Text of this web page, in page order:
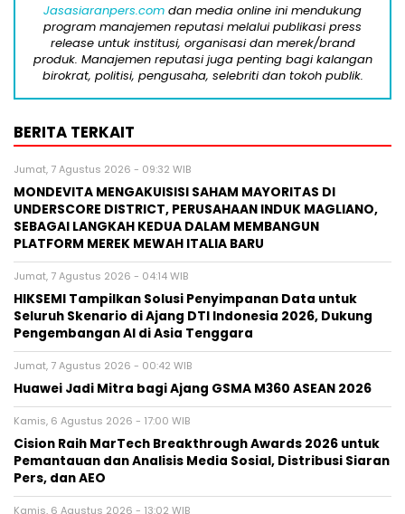
Jasasiaranpers.com dan media online ini mendukung
program manajemen reputasi melalui publikasi press
release untuk institusi, organisasi dan merek/brand
produk. Manajemen reputasi juga penting bagi kalangan
birokrat, politisi, pengusaha, selebriti dan tokoh publik.
BERITA TERKAIT
Jumat, 7 Agustus 2026 - 09:32 WIB
MONDEVITA MENGAKUISISI SAHAM MAYORITAS DI
UNDERSCORE DISTRICT, PERUSAHAAN INDUK MAGLIANO,
SEBAGAI LANGKAH KEDUA DALAM MEMBANGUN
PLATFORM MEREK MEWAH ITALIA BARU
Jumat, 7 Agustus 2026 - 04:14 WIB
HIKSEMI Tampilkan Solusi Penyimpanan Data untuk
Seluruh Skenario di Ajang DTI Indonesia 2026, Dukung
Pengembangan AI di Asia Tenggara
Jumat, 7 Agustus 2026 - 00:42 WIB
Huawei Jadi Mitra bagi Ajang GSMA M360 ASEAN 2026
Kamis, 6 Agustus 2026 - 17:00 WIB
Cision Raih MarTech Breakthrough Awards 2026 untuk
Pemantauan dan Analisis Media Sosial, Distribusi Siaran
Pers, dan AEO
Kamis, 6 Agustus 2026 - 13:02 WIB